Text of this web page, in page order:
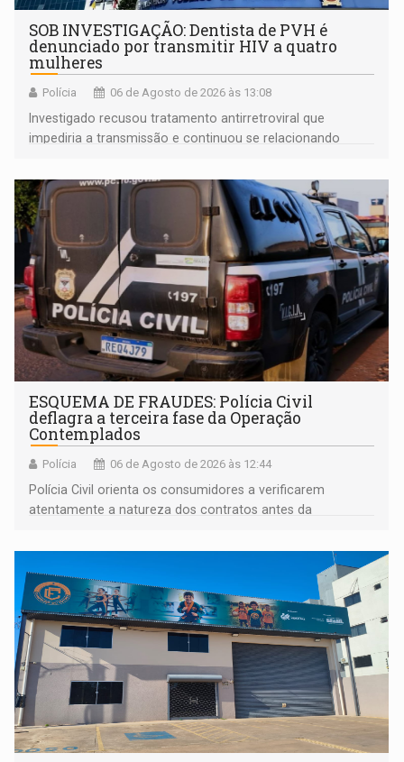
SOB INVESTIGAÇÃO: Dentista de PVH é
denunciado por transmitir HIV a quatro
mulheres
Polícia 06 de Agosto de 2026 às 13:08
Investigado recusou tratamento antirretroviral que
impediria a transmissão e continuou se relacionando
ESQUEMA DE FRAUDES: Polícia Civil
deflagra a terceira fase da Operação
Contemplados
Polícia 06 de Agosto de 2026 às 12:44
Polícia Civil orienta os consumidores a verificarem
atentamente a natureza dos contratos antes da